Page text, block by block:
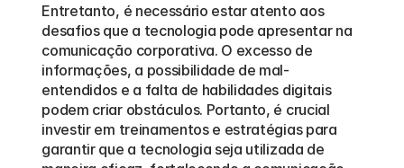
Entretanto, é necessário estar atento aos
desafios que a tecnologia pode apresentar na
comunicação corporativa. O excesso de
informações, a possibilidade de mal-
entendidos e a falta de habilidades digitais
podem criar obstáculos. Portanto, é crucial
investir em treinamentos e estratégias para
garantir que a tecnologia seja utilizada de